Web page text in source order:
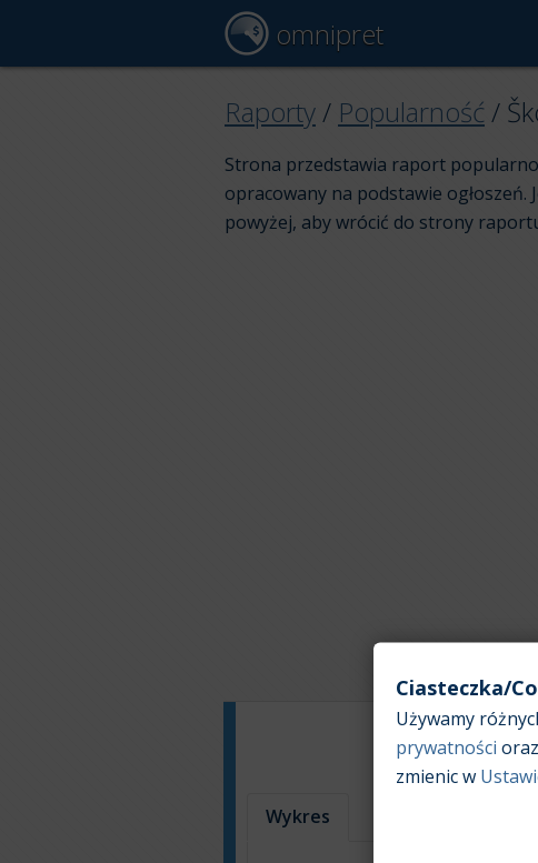
omnipret
Raporty / Popularność /
Strona przedstawia raport
opracowany na podstawie
powyżej, aby wrócić do strony
Wykres
Ciasteczka/
Używamy
prywatności
zmienic w